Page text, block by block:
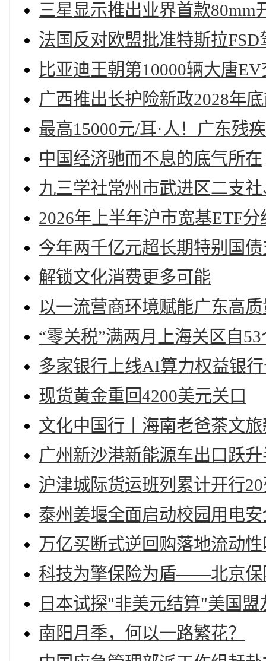
三星显示推出业界首款80mm
法国反对欧盟批准特斯拉
比亚迪王朝第10000辆大唐
广西推出长护险新政2028年
最高15000元/耳·人！广东残
中国经济驰而不息的底气所在
九三学社常州市武进区二支
2026年上半年沪市宽基ETF
今年两千亿元超长期特别国
解锁文化消费更多可能
以一流营商环境赋能广东高
“零关税”满两月上海关区自
多家银行上线AI算力权益银
现货黄金重回4200美元关口
文化中国行丨海南老爸茶文
广州新沙港新能源车出口跃
沪津城际货运班列累计开行
泰州姜堰全面启动校园用电
万亿买断式逆回购落地流动
科技为擎保险为盾——北京保
日本试探"非美元结算"美国
南阳月季，何以一路繁花？